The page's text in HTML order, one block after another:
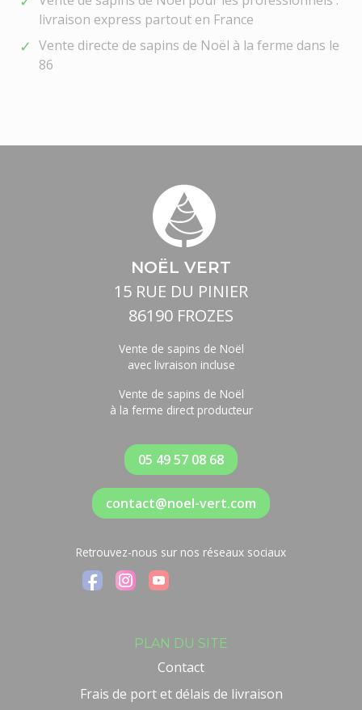
livraison express partout en France
Vente directe de sapins de Noël à la ferme dans le
86
NOËL VERT
15 RUE DU PINIER
86190 FROZES
Vente de sapins de Noël
avec livraison incluse
Vente de sapins de Noël
à la ferme direct producteur
05 49 57 08 68
contact@noel-vert.com
Retrouvez-nous sur nos réseaux sociaux
PLAN DU SITE
Contact
Frais de port et délais de livraison